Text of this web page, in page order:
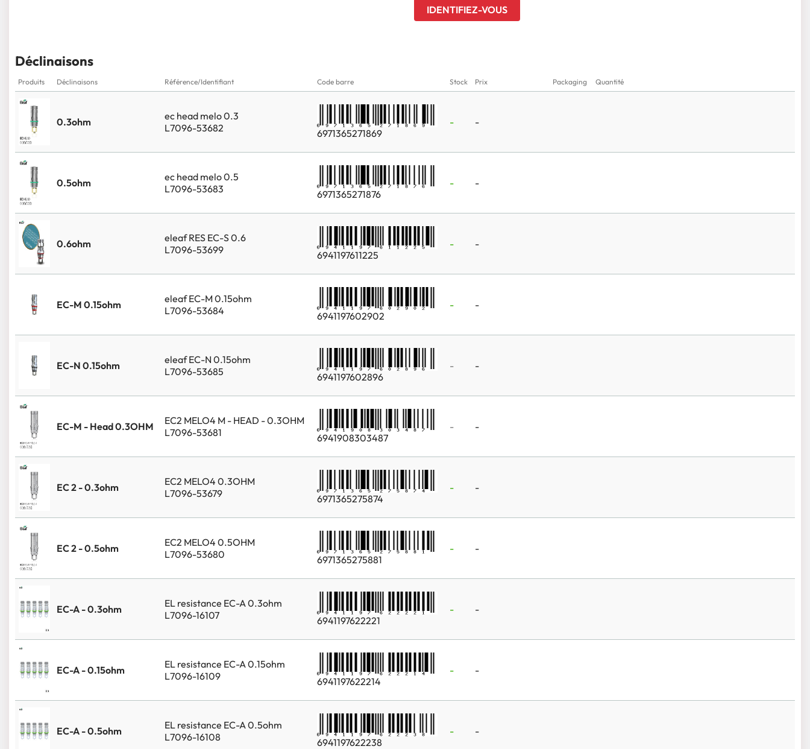
IDENTIFIEZ-VOUS
Déclinaisons
Produits Déclinaisons Référence/Identifiant Code barre Stock Prix Packaging Quantité
0.3ohm
ec head melo 0.3
L7096-53682
6971365271869
- -
0.5ohm
ec head melo 0.5
L7096-53683
6971365271876
- -
0.6ohm
eleaf RES EC-S 0.6
L7096-53699
6941197611225
- -
EC-M 0.15ohm
eleaf EC-M 0.15ohm
L7096-53684
6941197602902
- -
EC-N 0.15ohm
eleaf EC-N 0.15ohm
L7096-53685
6941197602896
- -
EC-M - Head 0.3OHM
EC2 MELO4 M - HEAD - 0.3OHM
L7096-53681
6941908303487
- -
EC 2 - 0.3ohm
EC2 MELO4 0.3OHM
L7096-53679
6971365275874
- -
EC 2 - 0.5ohm
EC2 MELO4 0.5OHM
L7096-53680
6971365275881
- -
EC-A - 0.3ohm
EL resistance EC-A 0.3ohm
L7096-16107
6941197622221
- -
EC-A - 0.15ohm
EL resistance EC-A 0.15ohm
L7096-16109
6941197622214
- -
EC-A - 0.5ohm
EL resistance EC-A 0.5ohm
L7096-16108
6941197622238
- -